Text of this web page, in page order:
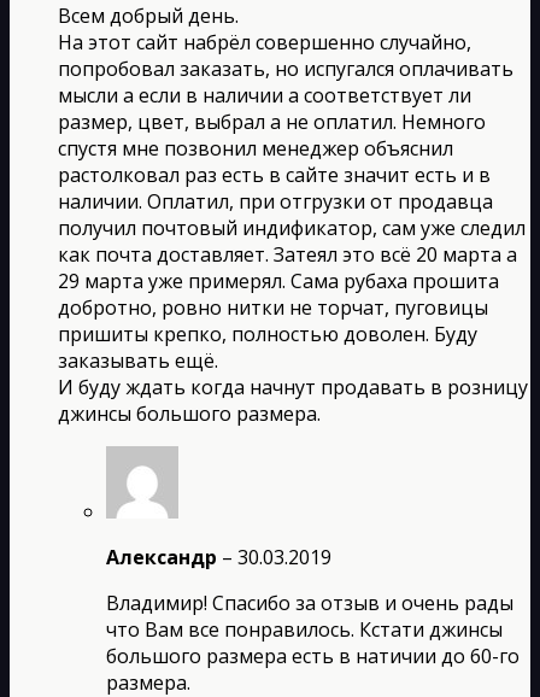
Всем добрый день.
На этот сайт набрёл совершенно случайно,
попробовал заказать, но испугался оплачивать
мысли а если в наличии а соответствует ли
размер, цвет, выбрал а не оплатил. Немного
спустя мне позвонил менеджер объяснил
растолковал раз есть в сайте значит есть и в
наличии. Оплатил, при отгрузки от продавца
получил почтовый индификатор, сам уже следил
как почта доставляет. Затеял это всё 20 марта а
29 марта уже примерял. Сама рубаха прошита
добротно, ровно нитки не торчат, пуговицы
пришиты крепко, полностью доволен. Буду
заказывать ещё.
И буду ждать когда начнут продавать в розницу
джинсы большого размера.
Александр – 30.03.2019
Владимир! Спасибо за отзыв и очень рады
что Вам все понравилось. Кстати джинсы
большого размера есть в натичии до 60-го
размера.